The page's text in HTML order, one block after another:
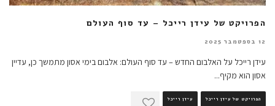
הפרויקט של עידן רייכל – עד סוף העולם
12 בספטמבר 2025
עידן רייכל על האלבום החדש – עד סוף העולם: אלבום בימי אסון מתמשך כן, עדיין
אסון הוא מקיף...
הפרויקט של עידן רייכל עידן רייכל